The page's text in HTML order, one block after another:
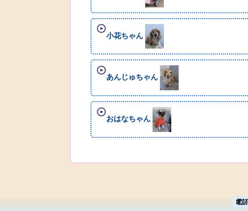
小花ちゃん
あんじゅちゃん
おはなちゃん
電話